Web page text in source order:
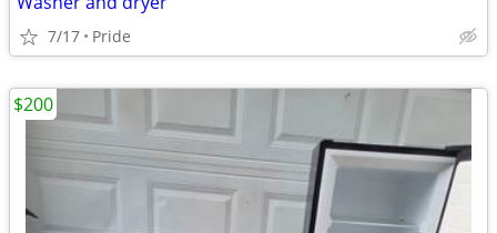
7/17 Pride
$200